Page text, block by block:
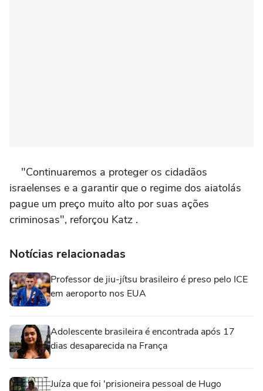
"Continuaremos a proteger os cidadãos
israelenses e a garantir que o regime dos aiatolás
pague um preço muito alto por suas ações
criminosas", reforçou Katz .
Notícias relacionadas
Professor de jiu-jítsu brasileiro é preso pelo ICE
em aeroporto nos EUA
Adolescente brasileira é encontrada após 17
dias desaparecida na França
Juíza que foi 'prisioneira pessoal de Hugo